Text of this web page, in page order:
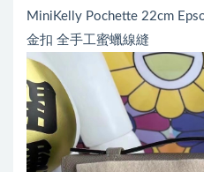
MiniKelly Pochette 22cm
金扣 全手工蜜蠟線縫